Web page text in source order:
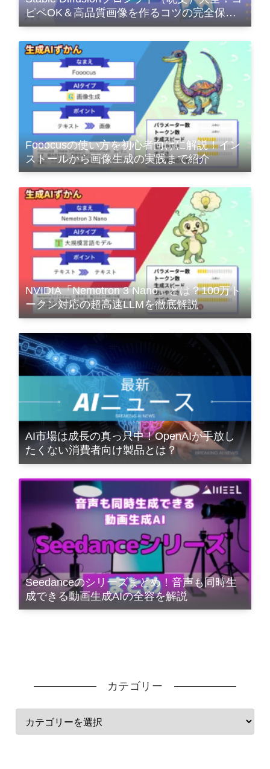
ピペOK＆高品質画像を作るコツの完全保存
版
Fooocusの使い方を初心者向けに解説！イン
ストールから画像生成の実践まで紹介
NVIDIA「Nemotron 3 Nano」とは？100万ト
ークン対応の超高速LLMを徹底解説
AI市場は成長の真っ只中！OpenAIが手放し
たくない消費者向け製品とは？
Seedanceのシリーズまとめ！音声も同時生
成できる動画生成AIの全容を解説
カテゴリー